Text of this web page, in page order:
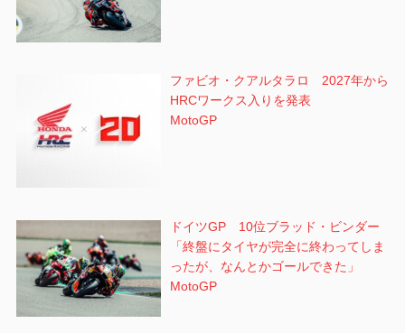
ファビオ・クアルタラロ 2027年から
HRCワークス入りを発表
MotoGP
ドイツGP 10位ブラッド・ビンダー
「終盤にタイヤが完全に終わってしま
ったが、なんとかゴールできた」
MotoGP